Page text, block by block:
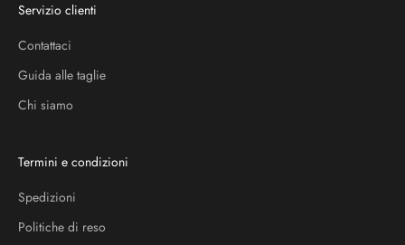
Servizio clienti
Contattaci
Guida alle taglie
Chi siamo
Termini e condizioni
Spedizioni
Politiche di reso